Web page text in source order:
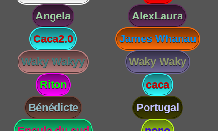
Angela
AlexLaura
Caca2.0
James Whanau
Waky Wakyy
Waky Waky
Riton
caca
Bénédicte
Portugal